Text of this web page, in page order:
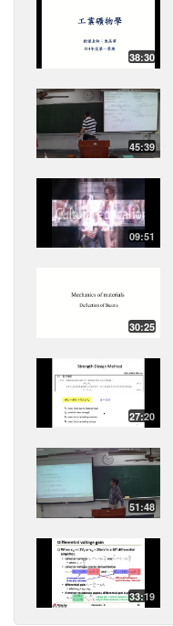
38:30
45:39
09:51
30:25
27:20
51:48
33:19